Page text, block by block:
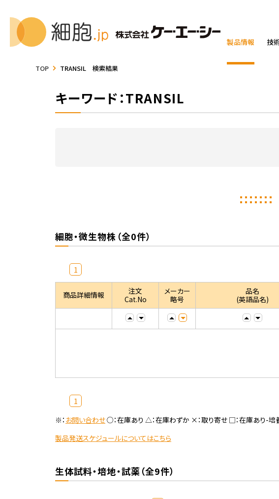
製品情報 技
TOP TRANSIL 検索結果
キーワード：TRANSIL
細胞・微生物株（全0件）
1
商品詳細情報
注文
Cat.No
メーカー
略号
品名
(英語品名)
1
※： お問い合わせ○：在庫あり △：在庫わずか ×：取り寄せ □：在庫あり-培
製品発送スケジュールについてはこちら
生体試料・培地・試薬（全9件）